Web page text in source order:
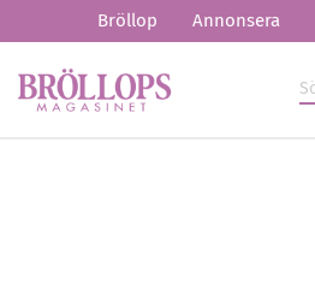
Bröllop Annonsera